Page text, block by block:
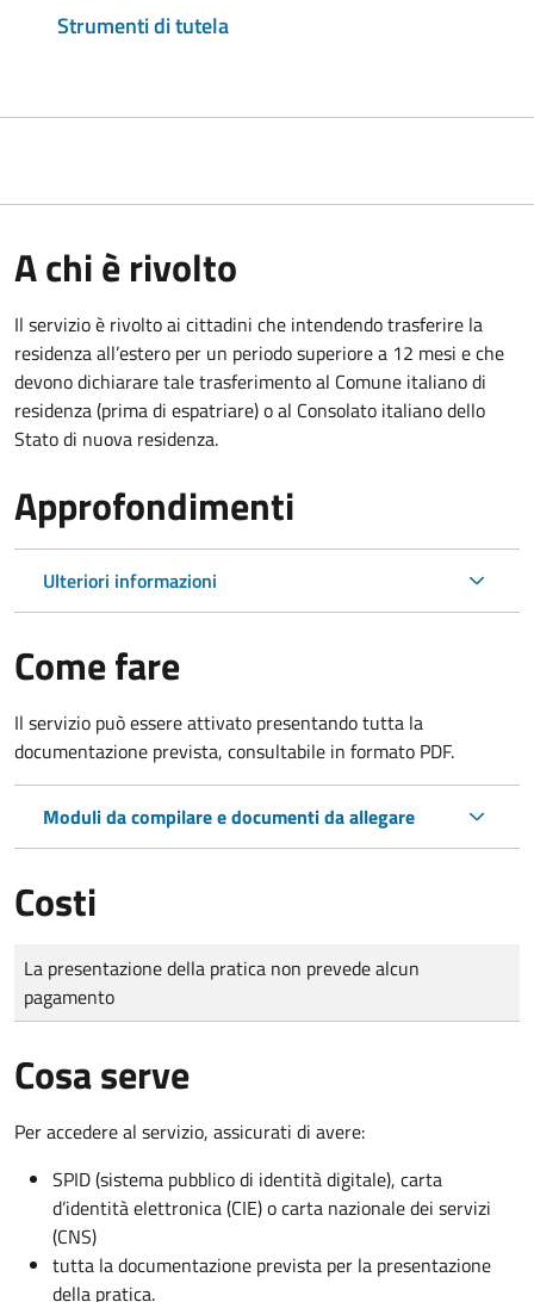
Strumenti di tutela
A chi è rivolto
Il servizio è rivolto ai cittadini che intendendo trasferire la
residenza all’estero per un periodo superiore a 12 mesi e che
devono dichiarare tale trasferimento al Comune italiano di
residenza (prima di espatriare) o al Consolato italiano dello
Stato di nuova residenza.
Approfondimenti
Ulteriori informazioni
Come fare
Il servizio può essere attivato presentando tutta la
documentazione prevista, consultabile in formato PDF.
Moduli da compilare e documenti da allegare
Costi
Tipo di pagamento
Importo
La presentazione della pratica non prevede alcun
pagamento
Cosa serve
Per accedere al servizio, assicurati di avere:
SPID (sistema pubblico di identità digitale), carta
d’identità elettronica (CIE) o carta nazionale dei servizi
(CNS)
tutta la documentazione prevista per la presentazione
della pratica.